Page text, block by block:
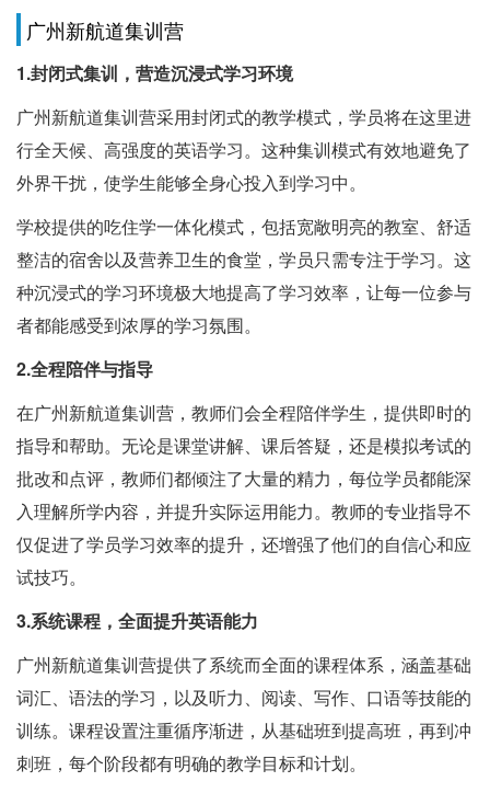
广州新航道集训营
1.封闭式集训，营造沉浸式学习环境
广州新航道集训营采用封闭式的教学模式，学员将在这里进
行全天候、高强度的英语学习。这种集训模式有效地避免了
外界干扰，使学生能够全身心投入到学习中。
学校提供的吃住学一体化模式，包括宽敞明亮的教室、舒适
整洁的宿舍以及营养卫生的食堂，学员只需专注于学习。这
种沉浸式的学习环境极大地提高了学习效率，让每一位参与
者都能感受到浓厚的学习氛围。
2.全程陪伴与指导
在广州新航道集训营，教师们会全程陪伴学生，提供即时的
指导和帮助。无论是课堂讲解、课后答疑，还是模拟考试的
批改和点评，教师们都倾注了大量的精力，每位学员都能深
入理解所学内容，并提升实际运用能力。教师的专业指导不
仅促进了学员学习效率的提升，还增强了他们的自信心和应
试技巧。
3.系统课程，全面提升英语能力
广州新航道集训营提供了系统而全面的课程体系，涵盖基础
词汇、语法的学习，以及听力、阅读、写作、口语等技能的
训练。课程设置注重循序渐进，从基础班到提高班，再到冲
刺班，每个阶段都有明确的教学目标和计划。